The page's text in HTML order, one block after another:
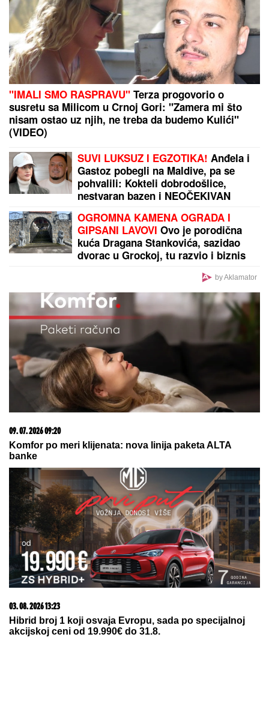
"U
aktovci sam našla JEZIVE
STVARI, to nam je bio KLJUČNI
DOKAZ": Detektivka koja je
PRETRESLA VILU MAJKLA
DŽEKSONA PROGOVORILA posle 23
godine - "U kupatilu su bila TAJNA
VRATA"
Transfer bomba: Zvezda dovodi igrača Reala
MAĐAR SE HITNO OGLASIO:
LEKOVITA SNAGA MORA:Četiri
zdravstvena razloga da odmah odete
na plažu
"IMALI SMO RASPRAVU"Terza progovorio o
susretu sa Milicom u Crnoj Gori: "Zamera mi što
nisam ostao uz njih, ne treba da budemo Kulići"
(VIDEO)
SUVI LUKSUZ I EGZOTIKA!Anđela i
Gastoz pobegli na Maldive, pa se
pohvalili: Kokteli dobrodošlice,
OGROMNA KAMENA OGRADA I
GIPSANI LAVOVIOvo je porodična